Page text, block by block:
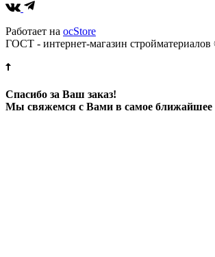
Работает на ocStore
ГОСТ - интернет-магазин
Спасибо за Ваш заказ!
Мы свяжемся с Вами в самое ближайшее